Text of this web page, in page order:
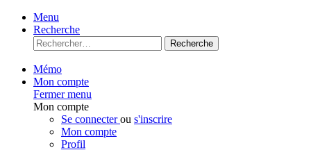
Menu
Recherche
Recherche
Mémo
Mon compte
Fermer menu
Mon compte
Se connecterou s'inscrire
Mon compte
Profil